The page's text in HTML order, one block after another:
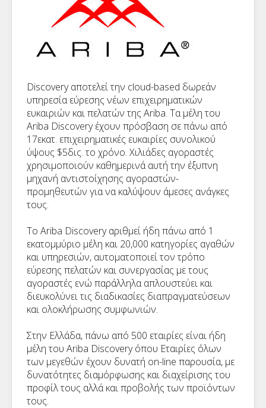
Discovery αποτελεί την cloud-based δωρεάν
υπηρεσία εύρεσης νέων επιχειρηματικών
ευκαιριών και πελατών της Ariba. Τα μέλη του
Ariba Discovery έχουν πρόσβαση σε πάνω από
17εκατ. επιχειρηματικές ευκαιρίες συνολικού
ύψους $5δις. το χρόνο. Χιλιάδες αγοραστές
χρησιμοποιούν καθημερινά αυτή την έξυπνη
μηχανή αντιστοίχησης αγοραστών-
προμηθευτών για να καλύψουν άμεσες ανάγκες
τους.
Το Ariba Discovery αριθμεί ήδη πάνω από 1
εκατομμύριο μέλη και 20,000 κατηγορίες αγαθών
και υπηρεσιών, αυτοματοποιεί τον τρόπο
εύρεσης πελατών και συνεργασίας με τους
αγοραστές ενώ παράλληλα απλουστεύει και
διευκολύνει τις διαδικασίες διαπραγματεύσεων
και ολοκλήρωσης συμφωνιών.
Στην Ελλάδα, πάνω από 500 εταιρίες είναι ήδη
μέλη του Ariba Discovery όπου Εταιρίες όλων
των μεγεθών έχουν δυνατή on-line παρουσία, με
δυνατότητες διαμόρφωσης και διαχείρισης του
προφίλ τους αλλά και προβολής των προϊόντων
τους.